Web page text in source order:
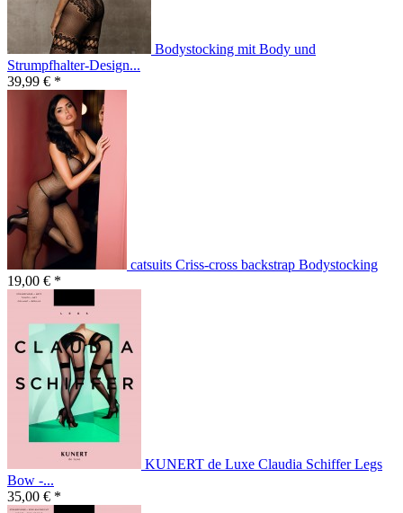
Bodystocking mit Body und
Strumpfhalter-Design...
39,99 € *
catsuits Criss-cross backstrap Bodystocking
19,00 € *
KUNERT de Luxe Claudia Schiffer Legs
Bow -...
35,00 € *